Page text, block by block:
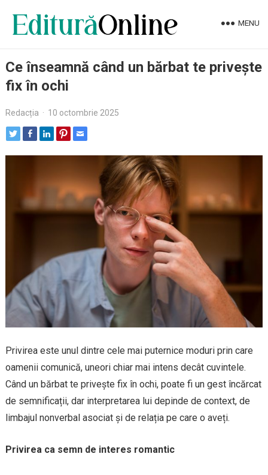
MENU
Ce înseamnă când un bărbat te privește
fix în ochi
Redacția · 10 octombrie 2025
Privirea este unul dintre cele mai puternice moduri prin care
oamenii comunică, uneori chiar mai intens decât cuvintele.
Când un bărbat te privește fix în ochi, poate fi un gest încărcat
de semnificații, dar interpretarea lui depinde de context, de
limbajul nonverbal asociat și de relația pe care o aveți.
Privirea ca semn de interes romantic